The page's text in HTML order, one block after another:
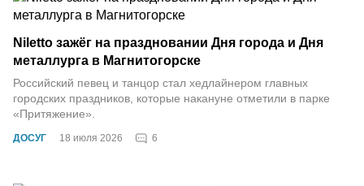
ДОСУГ 18 июля 2026 6
Niletto зажёг на праздновании Дня города и Дня
металлурга в Магнитогорске
Российский певец и танцор стал хедлайнером главных
городских праздников, которые накануне отметили в парке
«Притяжение».